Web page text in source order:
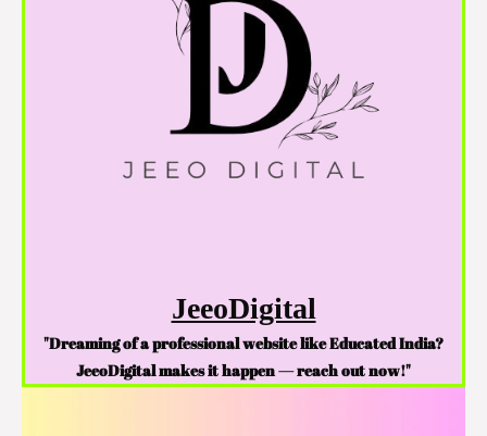
JeeoDigital
"Dreaming of a professional website like Educated India?
JeeoDigital makes it happen — reach out now!"